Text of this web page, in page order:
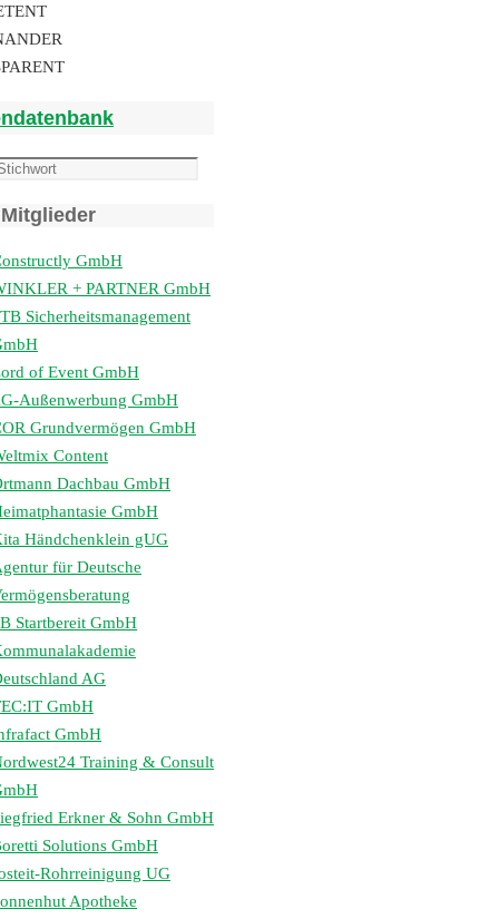
GmbH
+ PARTNER GmbH
Sicherheitsmanagement
of Event GmbH
Außenwerbung GmbH
Grundvermögen GmbH
Content
Dachbau GmbH
GmbH
Händchenklein gUG
für Deutsche
Startbereit GmbH
AG
GmbH
GmbH
Training & Consult
Erkner & Sohn GmbH
Solutions GmbH
Rohrreinigung UG
Apotheke